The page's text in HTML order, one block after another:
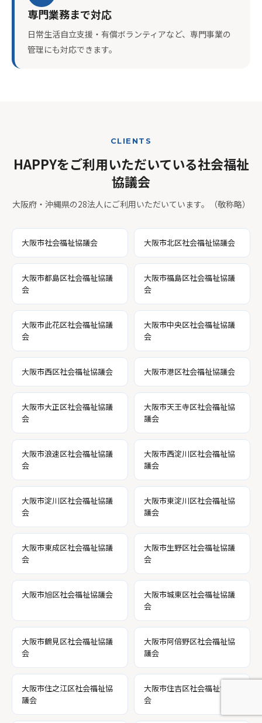
専門業務まで対応
日常生活自立支援・有償ボランティアなど、専門事業の
管理にも対応できます。
CLIENTS
HAPPYをご利用いただいている社会福祉
協議会
大阪府・沖縄県の28法人にご利用いただいています。（敬称略）
大阪市社会福祉協議会 大阪市北区社会福祉協議会
大阪市都島区社会福祉協議
会
大阪市福島区社会福祉協議
会
大阪市此花区社会福祉協議
会
大阪市中央区社会福祉協議
会
大阪市西区社会福祉協議会 大阪市港区社会福祉協議会
大阪市大正区社会福祉協議
会
大阪市天王寺区社会福祉協
議会
大阪市浪速区社会福祉協議
会
大阪市西淀川区社会福祉協
議会
大阪市淀川区社会福祉協議
会
大阪市東淀川区社会福祉協
議会
大阪市東成区社会福祉協議
会
大阪市生野区社会福祉協議
会
大阪市旭区社会福祉協議会
大阪市城東区社会福祉協議
会
大阪市鶴見区社会福祉協議
会
大阪市阿倍野区社会福祉協
議会
大阪市住之江区社会福祉協
議会
大阪市住吉区社会福祉協議
会